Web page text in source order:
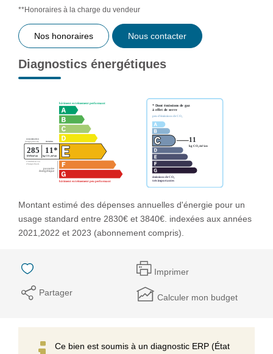
**Honoraires à la charge du vendeur
Nos honoraires Nous contacter
Diagnostics énergétiques
Montant estimé des dépenses annuelles d'énergie pour un
usage standard entre 2830€ et 3840€. indexées aux années
2021,2022 et 2023 (abonnement compris).
Imprimer
Partager Calculer mon budget
Ce bien est soumis à un diagnostic ERP (État